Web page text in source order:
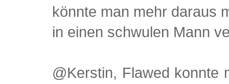
könnte man mehr daraus
in einen schwulen Mann
@Kerstin, Flawed konnte